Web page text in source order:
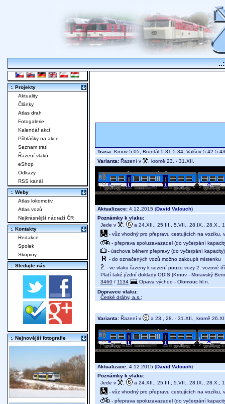
Trasa: Krnov 5.05, Bruntál 5.31-5.34, Valšov 5.42-
Varianta: Řazení v , kromě 23. - 31.XII.
Aktualizace: 4.12.2015 (David Valouch)
Poznámky k vlaku:
Jede v
a 24.XII., 25.III., 5.VII., 28.IX., 28.X.,
- vůz vhodný pro přepravu cestujících na vozíku,
- přeprava spoluzavazadel (do vyčerpání
- úschova během přepravy (do vyčerpání kapacity)
- do označených vozů možno zakoupit místenku
- ve vlaku řazeny k sezení pouze vozy 2. vozové
Platí také jízdní doklady ODIS (Krnov - Moravský
3460 / 1134
Opava východ - Olomouc hl.n.
Dopravce vlaku:
České dráhy, a.s. ;
Varianta: Řazení v a 23., 28. - 31.XII., kromě
Aktualizace: 4.12.2015 (David Valouch)
Poznámky k vlaku:
Jede v
a 24.XII., 25.III., 5.VII., 28.IX., 28.X.,
- vůz vhodný pro přepravu cestujících na vozíku,
- přeprava spoluzavazadel (do vyčerpání
:. Projekty
Aktuality
Články
Atlas drah
Fotogalerie
Kalendář akcí
Přihlášky na akce
Seznam tratí
Řazení vlaků
eShop
Odkazy
RSS kanál
:. Weby
Atlas lokomotiv
Atlas vozů
Nejkrásnější nádraží ČR
:. Kontakty
Redakce
Spolek
Skupiny
:. Sledujte nás
:. Nejnovější fotografie